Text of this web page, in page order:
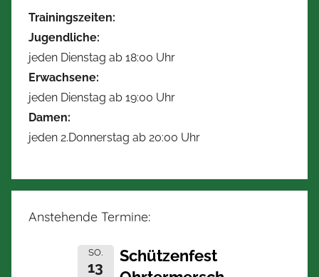
Trainingszeiten:
Jugendliche:
jeden Dienstag ab 18:00 Uhr
Erwachsene:
jeden Dienstag ab 19:00 Uhr
Damen:
jeden 2.Donnerstag ab 20:00 Uhr
Anstehende Termine:
SO.
13
Schützenfest